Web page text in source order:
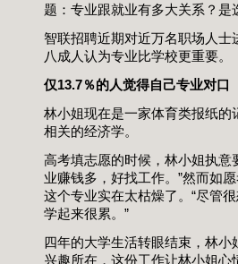
题：专业跟就业有多大关系？是
智联招聘近期对近万名职场人
八成人认为专业比学校更重要。
仅13.7％的人觉得自己专业对口
林小姐现在是一家体育类报纸
相关的经济学。
高考填志愿的时候，林小姐执意
业赚钱多，好找工作。”然而如
这个专业实在太枯燥了。“尽管
学起来很累。”
四年的大学生活转眼结束，林
兴趣所在，这份工作让林小姐心